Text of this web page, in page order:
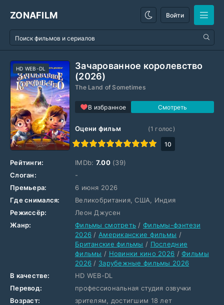
ZONAFILM Войти
Зачарованное королевство
(2026)
The Land of Sometimes
В избранное
HD WEB-DL
Оцени фильм
1
2 3 4 5 6 7 8 9 10
(1 голос)
10
Рейтинги: IMDb: 7.00(39)
Слоган:
-
Премьера:
6 июня 2026
Где снимался:
Великобритания, США, Индия
Режиссёр:
Леон Джусен
Жанр:
Фильмы смотреть /Фильмы-фэнтези
2026 / Американские фильмы /
Британские фильмы / Последние
фильмы / Новинки кино 2026 /Фильмы
2026 / Зарубежные фильмы 2026
В качестве:
HD WEB-DL
Перевод:
профессиональная студия озвучки
Возраст:
зрителям, достигшим 18 лет